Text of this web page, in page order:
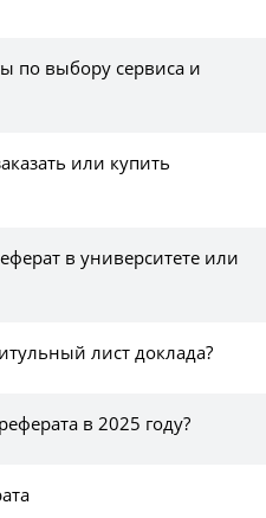
по выбору сервиса и
или купить
в университете или
лист доклада?
в 2025 году?